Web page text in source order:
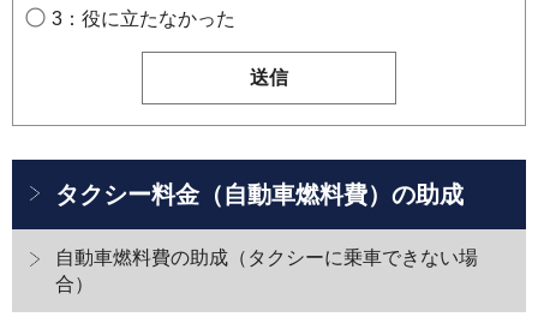
3：役に立たなかった
タクシー料金（自動車燃料費）の助成
自動車燃料費の助成（タクシーに乗車できない場
合）